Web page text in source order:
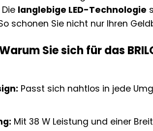
langlebige LED-Technologie
schonen Sie nicht nur Ihren
Sie sich für das
Passt sich nahtlos in jede
Mit 38 W Leistung und einer